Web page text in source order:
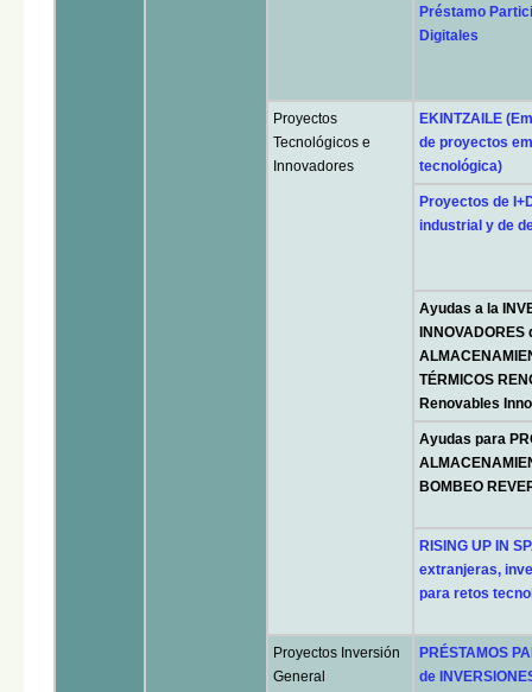
Préstamo
Digitales
Proyectos
Tecnológicos e
Innovadores
EKINTZAILE
de proyectos
tecnológica)
Proyectos de
industrial y de
Ayudas a la
TÉRMICOS
Renovables
Ayudas para
BOMBEO
RISING UP IN
extranjeras,
para retos
Proyectos Inversión
General
PRÉSTAMOS
de